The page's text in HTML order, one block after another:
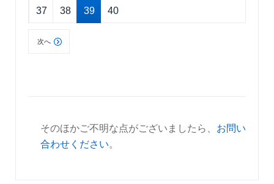
37 38 39 40
次へ
そのほかご不明な点がございましたら、 お問い
合わせください。